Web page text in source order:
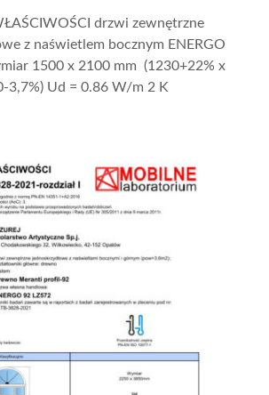
drzwi zewnętrzne
z naświetlem bocznym ENERGO
1500 x 2100 mm (1230+22% x
3,7%) Ud = 0.86 W/m 2 K